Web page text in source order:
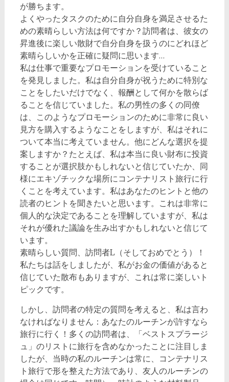
が勝ちます。
よくやったタスクのために自分自身を満足させるた
めの素晴らしい方法は何ですか？訪問者は、彼女の
昇進後に楽しい散財で自分自身を扱うのにどれほど
素晴らしいかを正確に疑問に思います…
私は仕事で重要なプロモーションを受けていること
を発見しました。私は自分自身が祝うために特別な
ことをしたいだけでなく、報酬として何かを散らば
ることを信じていました。私の男性の多くの同僚
は、このようなプロモーションのために非常に良い
見方を購入するようなことをしますが、私はそれに
ついて本当に考えていません。他にどんな選択を提
案しますか？たとえば、私は本当に良い財布に投資
することが選択肢かもしれないと信じていたか、同
様にエキゾチックな場所にコンテナリスト旅行に行
くことを考えています。私はあなたのヒントと他の
読者のヒントを聞きたいと思います。これは非常に
個人的な決定であることを理解していますが、私は
それが優れた議論を生み出すかもしれないと信じて
います。
素晴らしい質問、訪問者L（そしておめでとう）！
私たちは話をしましたが、私がお金の価値があると
信じていた散布もありますが、これは常に楽しいト
ピックです。
しかし、訪問者の特定の質問を考えると、私は言わ
なければなりません：あなたのルーチンが許すなら
旅行に行く！多くの訪問者は、「ベストスプラージ
ュ」のリストに旅行を含めなかったことに注目しま
したが、当時の私のルーチンは常に、コンテナリス
ト旅行で形を整えた方法であり、友人のルーチンの